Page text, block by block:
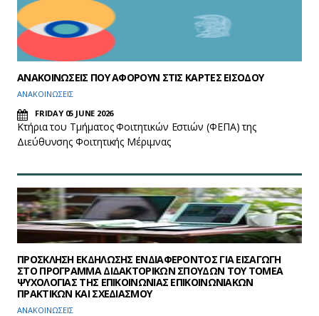
ΑΝΑΚΟΙΝΩΣΕΙΣ ΠΟΥ ΑΦΟΡΟΥΝ ΣΤΙΣ ΚΑΡΤΕΣ ΕΙΣΟΔΟΥ
ΑΝΑΚΟΙΝΩΣΕΙΣ
FRIDAY 05 JUNE 2026
Κτήρια του Τμήματος Φοιτητικών Εστιών (ΦΕΠΑ) της
Διεύθυνσης Φοιτητικής Μέριμνας
ΠΡΟΣΚΛΗΣΗ ΕΚΔΗΛΩΣΗΣ ΕΝΔΙΑΦΕΡΟΝΤΟΣ ΓΙΑ ΕΙΣΑΓΩΓΗ
ΣΤΟ ΠΡΟΓΡΑΜΜΑ ΔΙΔΑΚΤΟΡΙΚΩΝ ΣΠΟΥΔΩΝ ΤΟΥ ΤΟΜΕΑ
ΨΥΧΟΛΟΓΙΑΣ ΤΗΣ ΕΠΙΚΟΙΝΩΝΙΑΣ ΕΠΙΚΟΙΝΩΝΙΑΚΩΝ
ΠΡΑΚΤΙΚΩΝ ΚΑΙ ΣΧΕΔΙΑΣΜΟΥ
ΑΝΑΚΟΙΝΩΣΕΙΣ